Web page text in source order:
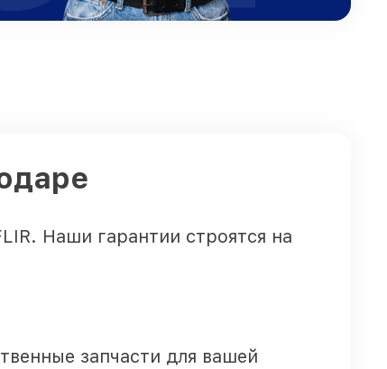
Наши гарантии строятся на
запчасти для вашей